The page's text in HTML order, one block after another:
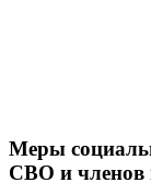
Меры
СВО и членов